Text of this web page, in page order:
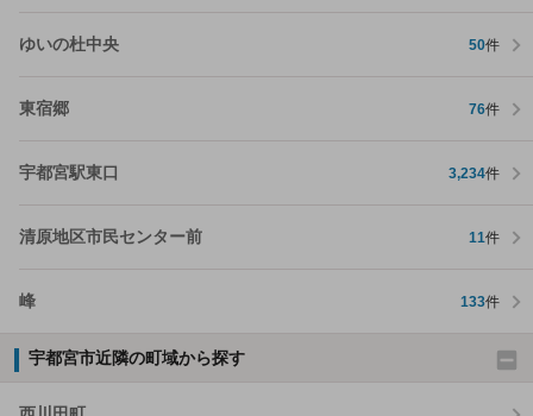
ゆいの杜中央 50件
東宿郷 76件
宇都宮駅東口 3,234件
清原地区市民センター前 11件
峰 133件
宇都宮市近隣の町域から探す